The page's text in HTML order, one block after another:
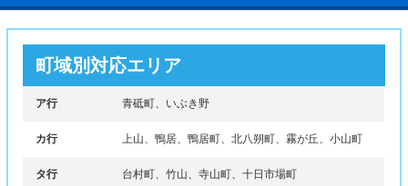
町域別対応エリア
ア行 青砥町、いぶき野
カ行 上山、鴨居、鴨居町、北八朔町、霧が丘、小山町
タ行 台村町、竹山、寺山町、十日市場町